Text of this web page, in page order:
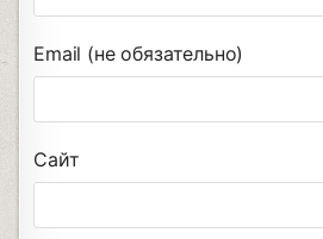
Email (не обязательно)
Сайт